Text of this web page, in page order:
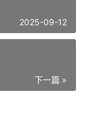
2025-09-12
下一篇 »